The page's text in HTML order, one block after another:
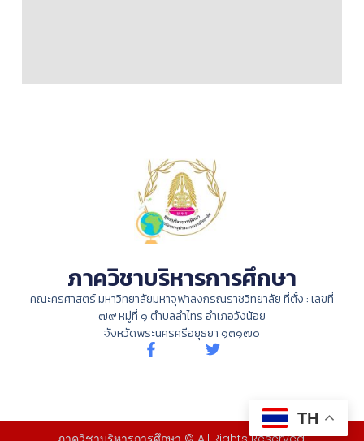
ภาควิชาบริหารการศึกษา
คณะครศาสตร์ มหาวิทยาลัยมหาจุฬาลงกรณราชวิทยาลัย ที่ตั้ง : เลขที่
๗๙ หมู่ที่ ๑ ตำบลลำไทร อำเภอวังน้อย
จังหวัดพระนครศรีอยุธยา ๑๓๑๗๐
TH